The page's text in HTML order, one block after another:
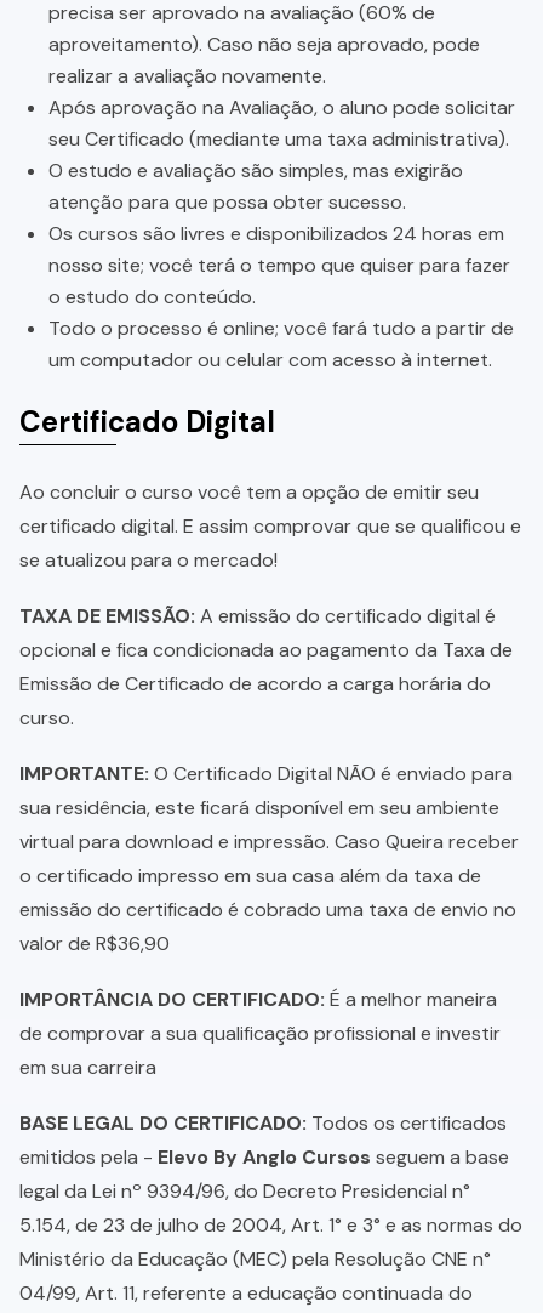
precisa ser aprovado na avaliação (60% de
aproveitamento). Caso não seja aprovado, pode
realizar a avaliação novamente.
Após aprovação na Avaliação, o aluno pode solicitar
seu Certificado (mediante uma taxa administrativa).
O estudo e avaliação são simples, mas exigirão
atenção para que possa obter sucesso.
Os cursos são livres e disponibilizados 24 horas em
nosso site; você terá o tempo que quiser para fazer
o estudo do conteúdo.
Todo o processo é online; você fará tudo a partir de
um computador ou celular com acesso à internet.
Certificado Digital
Ao concluir o curso você tem a opção de emitir seu
certificado digital. E assim comprovar que se qualificou e
se atualizou para o mercado!
TAXA DE EMISSÃO: A emissão do certificado digital é
opcional e fica condicionada ao pagamento da Taxa de
Emissão de Certificado de acordo a carga horária do
curso.
IMPORTANTE: O Certificado Digital NÃO é enviado para
sua residência, este ficará disponível em seu ambiente
virtual para download e impressão. Caso Queira receber
o certificado impresso em sua casa além da taxa de
emissão do certificado é cobrado uma taxa de envio no
valor de R$36,90
IMPORTÂNCIA DO CERTIFICADO: É a melhor maneira
de comprovar a sua qualificação profissional e investir
em sua carreira
BASE LEGAL DO CERTIFICADO: Todos os certificados
emitidos pela - Elevo By Anglo Cursos seguem a base
legal da Lei nº 9394/96, do Decreto Presidencial n°
5.154, de 23 de julho de 2004, Art. 1° e 3° e as normas do
Ministério da Educação (MEC) pela Resolução CNE n°
04/99, Art. 11, referente a educação continuada do